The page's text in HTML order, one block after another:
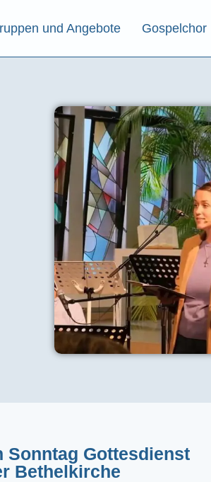
und Angebote Gospelchor
Sonntag Gottesdienst
Bethelkirche